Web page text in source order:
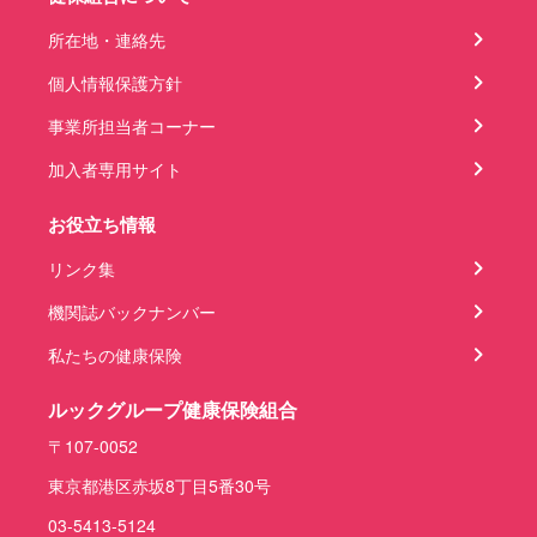
所在地・連絡先
個人情報保護方針
事業所担当者コーナー
加入者専用サイト
お役立ち情報
リンク集
機関誌バックナンバー
私たちの健康保険
ルックグループ健康保険組合
〒107-0052
東京都港区赤坂8丁目5番30号
03-5413-5124